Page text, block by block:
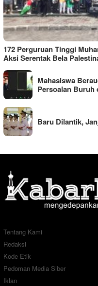
172 Perguruan Tinggi
Aksi Serentak Bela
Mahasiswa
Persoalan Buruh
Baru Dilantik,
Tentang Kami
Redaksi
Kode Etik
Pedoman Media Siber
Iklan